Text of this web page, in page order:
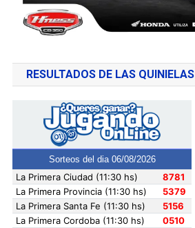
RESULTADOS DE LAS QUINIELAS